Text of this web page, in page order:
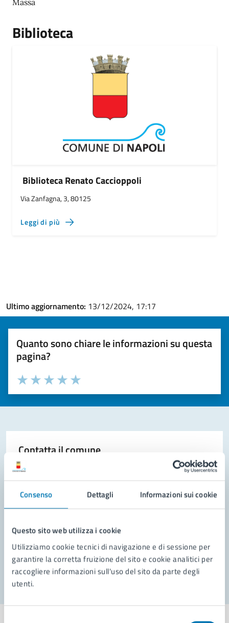
Consenso Dettagli Informazioni sui cookie
Questo sito web utilizza i cookie
Utilizziamo cookie tecnici di navigazione e di sessione per
garantire la corretta fruizione del sito e cookie analitici per
raccogliere informazioni sull'uso del sito da parte degli
utenti.
Massa
Biblioteca
Biblioteca Renato Caccioppoli
Via Zanfagna, 3, 80125
Leggi di più
Ultimo aggiornamento: 13/12/2024, 17:17
Quanto sono chiare le informazioni su questa
pagina?
Valuta la chiarezza delle informazioni (da 1 a 5 stelle)
Seleziona il numero di stelle per valutare la chiarezza delle
Valuta 5 stelle su 5
Valuta 4 stelle su 5
Valuta 3 stelle su 5
Valuta 2 stelle su 5
Valuta 1 stelle su 5
Contatta il comune
Richiedi assistenza
Segnala disservizio